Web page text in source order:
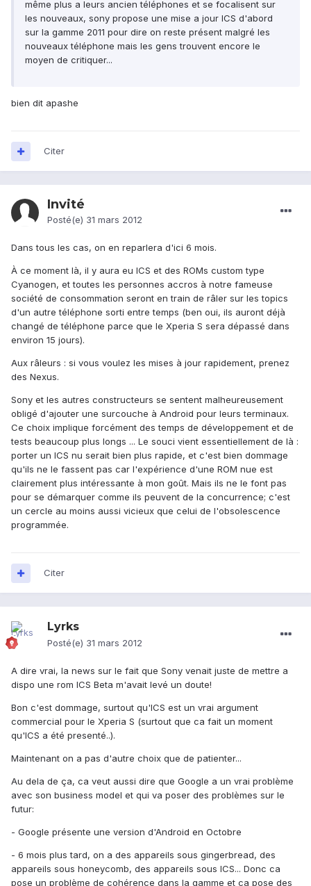
même plus a leurs ancien téléphones et se focalisent sur
les nouveaux, sony propose une mise a jour ICS d'abord
sur la gamme 2011 pour dire on reste présent malgré les
nouveaux téléphone mais les gens trouvent encore le
moyen de critiquer...
bien dit apashe
Citer
Invité
Posté(e) 31 mars 2012
Dans tous les cas, on en reparlera d'ici 6 mois.
À ce moment là, il y aura eu ICS et des ROMs custom type
Cyanogen, et toutes les personnes accros à notre fameuse
société de consommation seront en train de râler sur les topics
d'un autre téléphone sorti entre temps (ben oui, ils auront déjà
changé de téléphone parce que le Xperia S sera dépassé dans
environ 15 jours).
Aux râleurs : si vous voulez les mises à jour rapidement, prenez
des Nexus.
Sony et les autres constructeurs se sentent malheureusement
obligé d'ajouter une surcouche à Android pour leurs terminaux.
Ce choix implique forcément des temps de développement et de
tests beaucoup plus longs ... Le souci vient essentiellement de là :
porter un ICS nu serait bien plus rapide, et c'est bien dommage
qu'ils ne le fassent pas car l'expérience d'une ROM nue est
clairement plus intéressante à mon goût. Mais ils ne le font pas
pour se démarquer comme ils peuvent de la concurrence; c'est
un cercle au moins aussi vicieux que celui de l'obsolescence
programmée.
Citer
Lyrks
Posté(e) 31 mars 2012
A dire vrai, la news sur le fait que Sony venait juste de mettre a
dispo une rom ICS Beta m'avait levé un doute!
Bon c'est dommage, surtout qu'ICS est un vrai argument
commercial pour le Xperia S (surtout que ca fait un moment
qu'ICS a été presenté..).
Maintenant on a pas d'autre choix que de patienter...
Au dela de ça, ca veut aussi dire que Google a un vrai problème
avec son business model et qui va poser des problèmes sur le
futur:
- Google présente une version d'Android en Octobre
- 6 mois plus tard, on a des appareils sous gingerbread, des
appareils sous honeycomb, des appareils sous ICS... Donc ca
pose un problème de cohérence dans la gamme et ca pose des